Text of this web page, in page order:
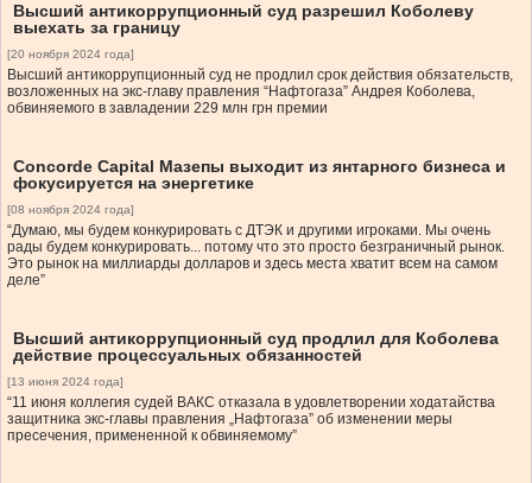
Высший антикоррупционный суд разрешил Коболеву
выехать за границу
[20 ноября 2024 года]
Высший антикоррупционный суд не продлил срок действия обязательств,
возложенных на экс-главу правления “Нафтогаза” Андрея Коболева,
обвиняемого в завладении 229 млн грн премии
Concorde Capital Мазепы выходит из янтарного бизнеса и
фокусируется на энергетике
[08 ноября 2024 года]
“Думаю, мы будем конкурировать с ДТЭК и другими игроками. Мы очень
рады будем конкурировать... потому что это просто безграничный рынок.
Это рынок на миллиарды долларов и здесь места хватит всем на самом
деле”
Высший антикоррупционный суд продлил для Коболева
действие процессуальных обязанностей
[13 июня 2024 года]
“11 июня коллегия судей ВАКС отказала в удовлетворении ходатайства
защитника экс-главы правления „Нафтогаза” об изменении меры
пресечения, примененной к обвиняемому”